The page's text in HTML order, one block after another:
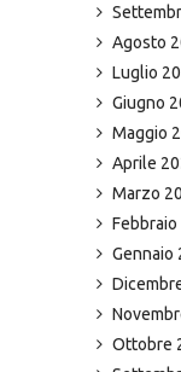
Agosto
Luglio
Giugno
Maggio
Aprile
Marzo
Febbraio
Gennaio
Ottobre